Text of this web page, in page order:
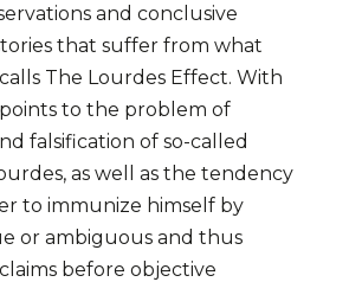
and conclusive
that suffer from what
The Lourdes Effect. With
to the problem of
falsification of so-called
as well as the tendency
to immunize himself by
or ambiguous and thus
before objective